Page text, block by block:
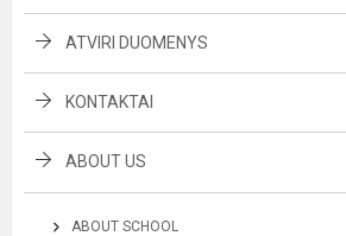
ATVIRI DUOMENYS
KONTAKTAI
ABOUT US
ABOUT SCHOOL